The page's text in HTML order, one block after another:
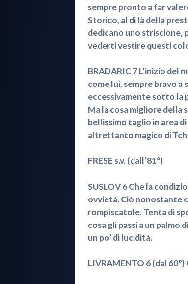
sempre pronto a far
Storico, al di là della
dedicano uno striscione,
vederti vestire questi
BRADARIC 7 L’inizio
come lui, sempre bravo
eccessivamente sotto la
Ma la cosa migliore della
bellissimo taglio in area
altrettanto magico di
FRESE s.v. (dall’81°)
SUSLOV 6 Che la
ovvietà. Ciò nonostante
rompiscatole. Tenta di
cosa gli passi a un
un po’ di lucidità.
LIVRAMENTO 6 (dal